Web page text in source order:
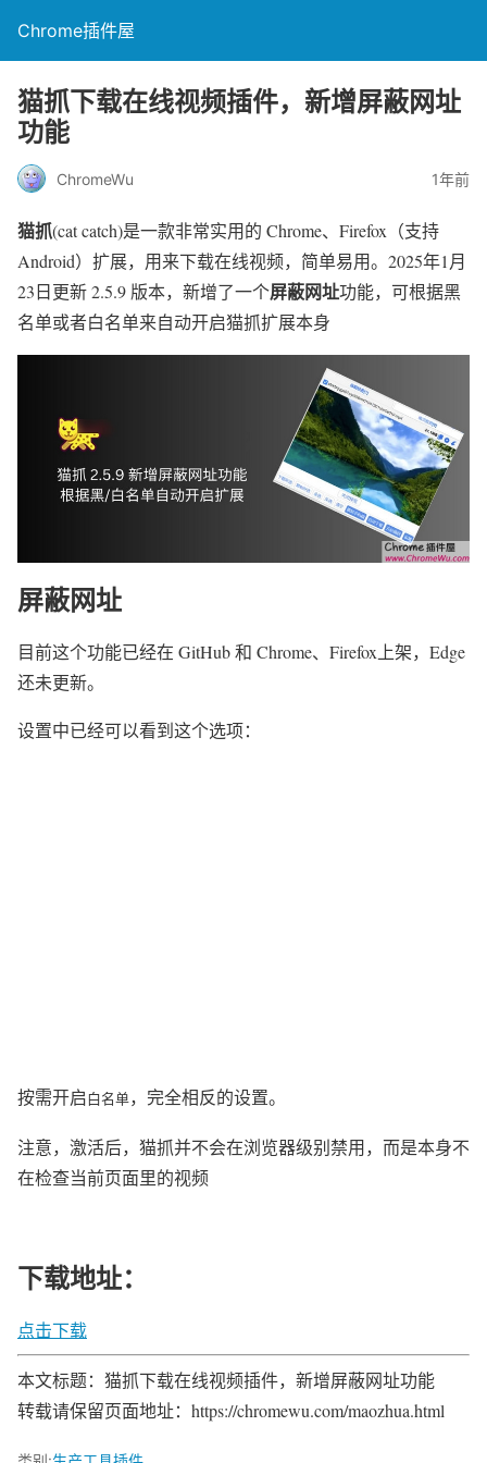
Chrome插件屋
猫抓下载在线视频插件，新增屏蔽网址
功能
ChromeWu 1年前
猫抓(cat catch)是一款非常实用的 Chrome、Firefox（支持
Android）扩展，用来下载在线视频，简单易用。2025年1月
23日更新 2.5.9 版本，新增了一个屏蔽网址功能，可根据黑
名单或者白名单来自动开启猫抓扩展本身
屏蔽网址
目前这个功能已经在 GitHub 和 Chrome、Firefox上架，Edge
还未更新。
设置中已经可以看到这个选项：
按需开启白名单，完全相反的设置。
注意，激活后，猫抓并不会在浏览器级别禁用，而是本身不
在检查当前页面里的视频
下载地址：
点击下载
本文标题：猫抓下载在线视频插件，新增屏蔽网址功能
转载请保留页面地址：https://chromewu.com/maozhua.html